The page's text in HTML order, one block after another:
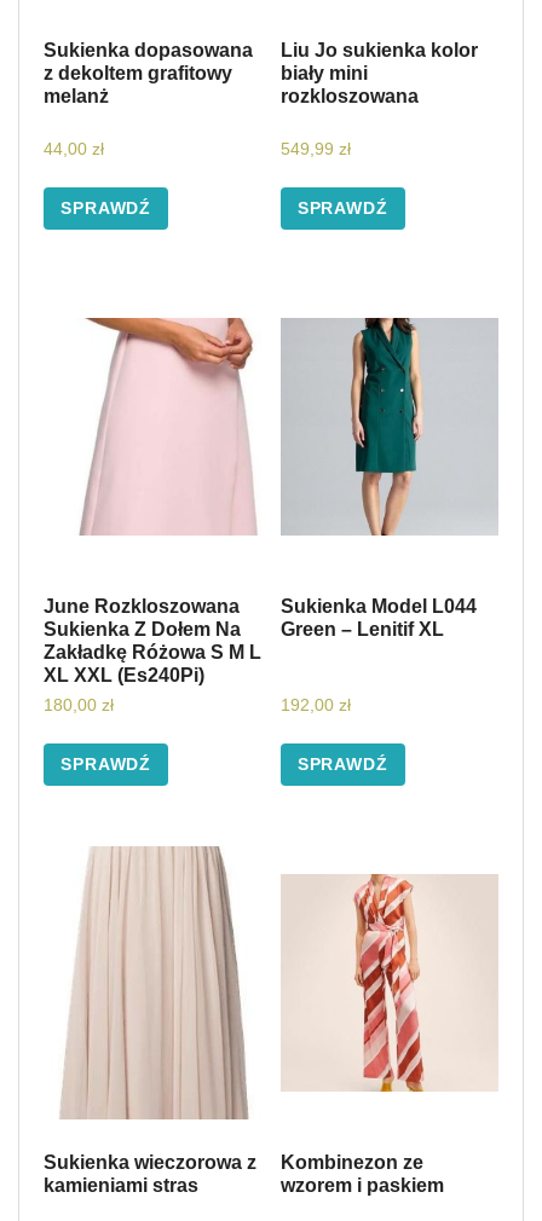
Sukienka dopasowana
z dekoltem grafitowy
melanż
44,00 zł
SPRAWDŹ
Liu Jo sukienka kolor
biały mini
rozkloszowana
549,99 zł
SPRAWDŹ
June Rozkloszowana
Sukienka Z Dołem Na
Zakładkę Różowa S M L
XL XXL (Es240Pi)
180,00 zł
SPRAWDŹ
Sukienka Model L044
Green – Lenitif XL
192,00 zł
SPRAWDŹ
Sukienka wieczorowa z
kamieniami stras
Kombinezon ze
wzorem i paskiem